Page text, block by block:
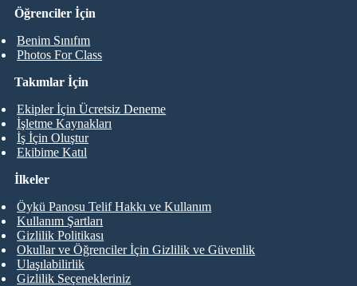
Öğrenciler İçin
Benim Sınıfım
Photos For Class
Takımlar İçin
Ekipler İçin Ücretsiz Deneme
İşletme Kaynakları
İş İçin Oluştur
Ekibime Katıl
İlkeler
Öykü Panosu Telif Hakkı ve Kullanım
Kullanım Şartları
Gizlilik Politikası
Okullar ve Öğrenciler İçin Gizlilik ve Güvenlik
Ulaşılabilirlik
Gizlilik Seçenekleriniz